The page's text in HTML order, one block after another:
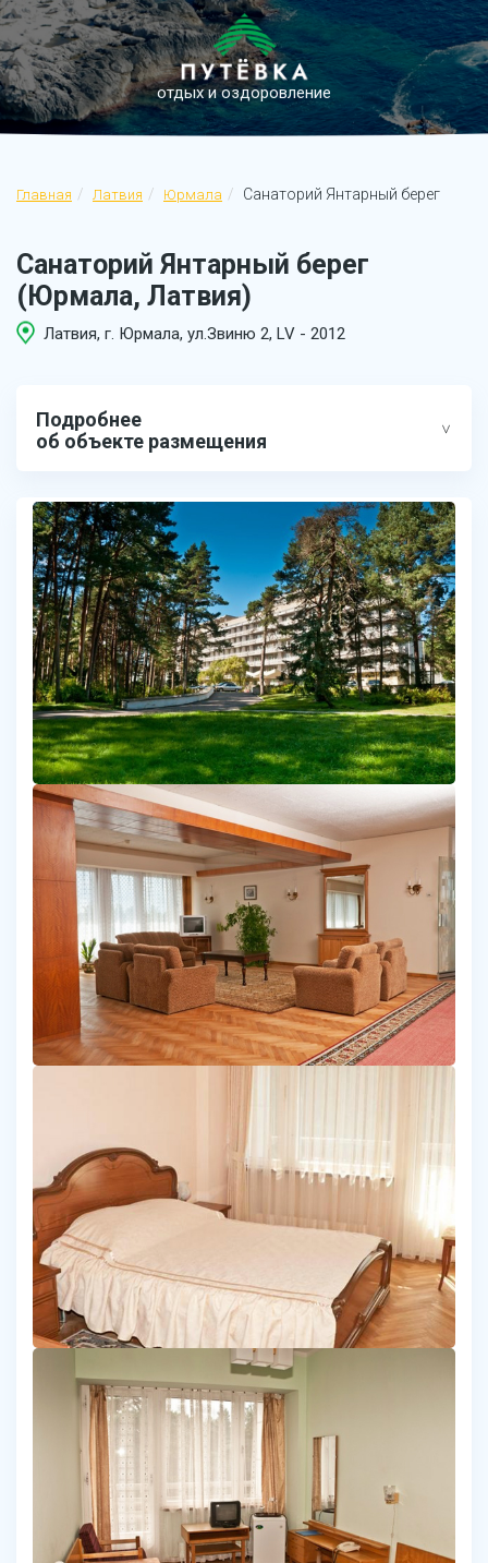
отдых и оздоровление
Главная Латвия Юрмала Санаторий Янтарный берег
Санаторий Янтарный берег
(Юрмала, Латвия)
Латвия, г. Юрмала, ул.Звиню 2, LV - 2012
Подробнее
об объекте размещения